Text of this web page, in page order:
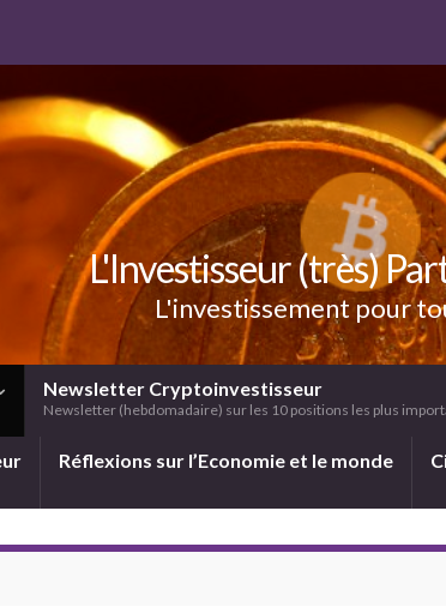
L'Investisseur (très)
L'investissement pour
Newsletter Cryptoinvestisseur
Newsletter (hebdomadaire) sur les 10 positions les plus
Réflexions sur l’Economie et le monde